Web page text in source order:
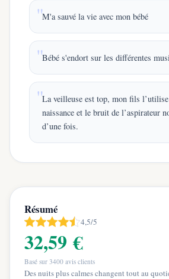
M'a sauvé la vie avec mon bébé
Bébé s'endort sur les différentes
La veilleuse est top, mon fils
naissance et le bruit de l’aspirateur
d’une fois.
Résumé
4,5/5
32,59 €
Basé sur 3400 avis clients
Des nuits plus calmes changent tout au